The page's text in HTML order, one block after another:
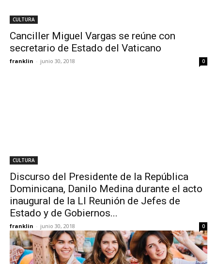
CULTURA
Canciller Miguel Vargas se reúne con
secretario de Estado del Vaticano
franklin - junio 30, 2018 0
CULTURA
Discurso del Presidente de la República
Dominicana, Danilo Medina durante el acto
inaugural de la LI Reunión de Jefes de
Estado y de Gobiernos...
franklin - junio 30, 2018 0